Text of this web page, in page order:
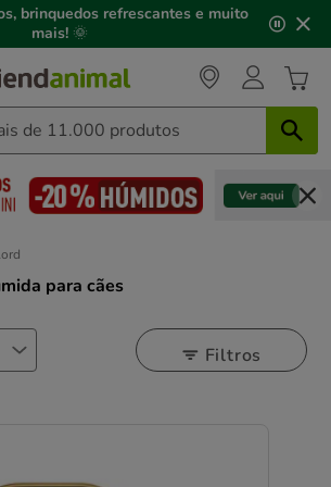
: compre online, recolha em2h,
disponibilidade de stock.
para cães
Filtros